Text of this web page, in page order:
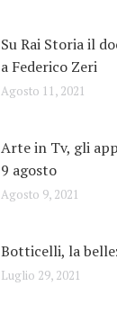
Su Rai Storia il
a Federico Zeri
Agosto 11, 2021
Arte in Tv, gli
9 agosto
Agosto 9, 2021
Botticelli, la
Luglio 29, 2021